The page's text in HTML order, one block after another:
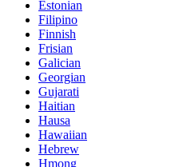
Estonian
Filipino
Finnish
Frisian
Galician
Georgian
Gujarati
Haitian
Hausa
Hawaiian
Hebrew
Hmong